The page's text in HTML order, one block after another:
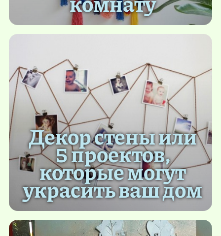
Декор стены или
5 проектов,
которые могут
украсить ваш дом